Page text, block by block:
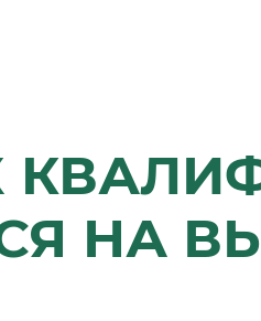
НА